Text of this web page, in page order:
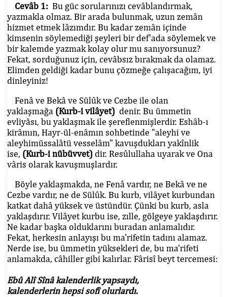
Cevâb 1: Bu güc sorularınızı cevâblandırmak,
yazmakla olmaz. Bir arada bulunmak, uzun zemân
hizmet etmek lâzımdır. Bu kadar zemân içinde
kimsenin söylemediği şeyleri bir def'ada söylemek ve
bir kalemde yazmak kolay olur mu sanıyorsunuz?
Fekat, sorduğunuz için, cevâbsız bırakmak da olamaz.
Elimden geldiği kadar bunu çözmeğe çalışacağım, iyi
dinleyiniz!
Fenâ ve Bekâ ve Sülûk ve Cezbe ile olan
yaklaşmağa (Kurb-i vilâyet) denir. Bu ümmetin
evliyâsı, bu yaklaşmak ile şereflenmişlerdir. Eshâb-ı
kirâmın, Hayr-ül-enâmın sohbetinde "aleyhi ve
aleyhimüssalâtü vesselâm" kavuşdukları yakînlik
ise, (Kurb-i nübüvvet) dir. Resûlullaha uyarak ve Ona
vâris olarak kavuşmuşlardır.
Böyle yaklaşmakda, ne Fenâ vardır, ne Bekâ ve ne
Cezbe vardır, ne de Sülûk. Bu kurb, vilâyet kurbundan
katkat dahâ yüksek ve üstündür. Çünki bu kurb, asla
yaklaşdırır. Vilâyet kurbu ise, zılle, gölgeye yaklaşdırır.
Ne kadar başka olduklarını buradan anlamalıdır.
Fekat, herkesin anlayışı bu ma'rifetin tadını alamaz.
Nerde ise, bu ümmetin yüksekleri de, bu ma'rifeti
anlamakda, câhiller gibi kalırlar. Fârisî beyt tercemesi:
Ebû Alî Sînâ kalenderlik yapsaydı,
kalenderlerin hepsi sofî olurlardı.